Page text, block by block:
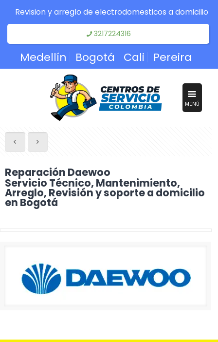
Revision y arreglo de electrodomesticos a domicilio
3217224316
Medellín Bogotá Cali Pereira
MENÚ
Reparación Daewoo
Servicio Técnico, Mantenimiento,
Arreglo, Revisión y soporte a domicilio
en Bogotá